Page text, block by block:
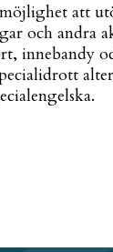
att
och andra
innebandy